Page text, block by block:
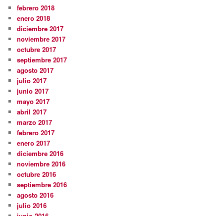
febrero 2018
enero 2018
diciembre 2017
noviembre 2017
octubre 2017
septiembre 2017
agosto 2017
julio 2017
junio 2017
mayo 2017
abril 2017
marzo 2017
febrero 2017
enero 2017
diciembre 2016
noviembre 2016
octubre 2016
septiembre 2016
agosto 2016
julio 2016